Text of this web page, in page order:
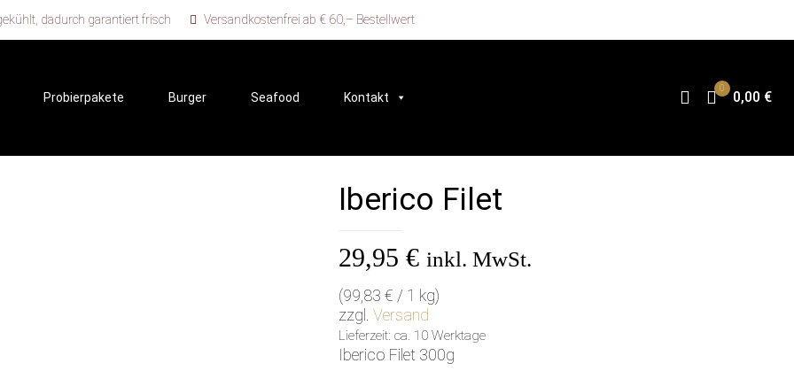
dadurch garantiert frisch Versandkostenfrei ab € 60,– Bestellwert
Probierpakete Burger Seafood Kontakt
0
0,00 €
Iberico Filet
29,95 € inkl. MwSt.
(99,83 € / 1 kg)
zzgl. Versand
Lieferzeit: ca. 10 Werktage
Iberico Filet 300g